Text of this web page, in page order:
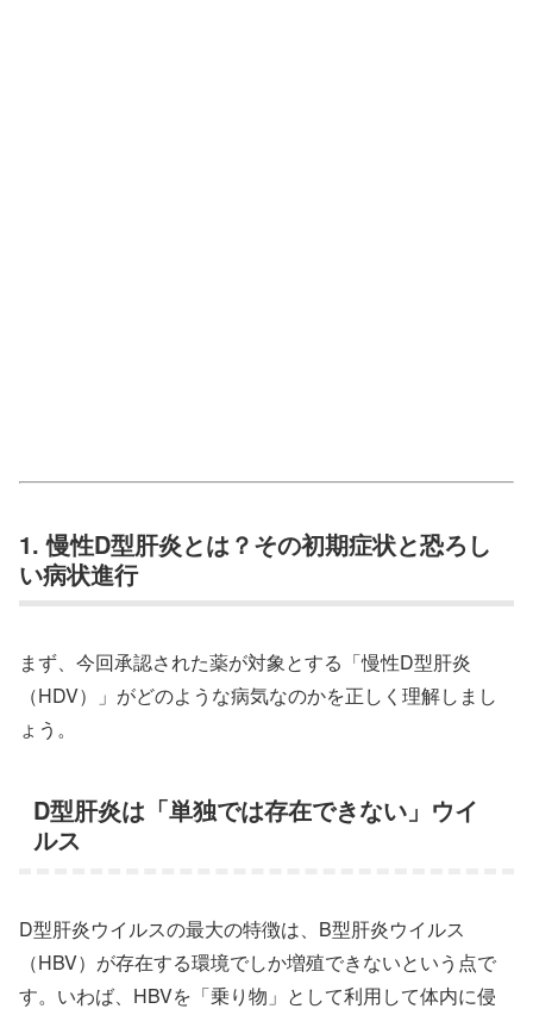
1. 慢性D型肝炎とは？その初期症状と恐ろし
い病状進行
まず、今回承認された薬が対象とする「慢性D型肝炎
（HDV）」がどのような病気なのかを正しく理解しまし
ょう。
D型肝炎は「単独では存在できない」ウイ
ルス
D型肝炎ウイルスの最大の特徴は、B型肝炎ウイルス
（HBV）が存在する環境でしか増殖できないという点で
す。いわば、HBVを「乗り物」として利用して体内に侵